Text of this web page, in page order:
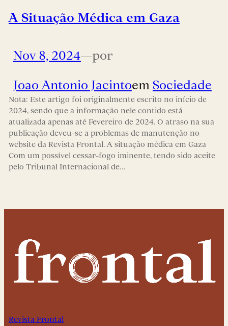
A Situação Médica em Gaza
Nov 8, 2024—por
Joao Antonio Jacintoem Sociedade
Nota: Este artigo foi originalmente escrito no início de
2024, sendo que a informação nele contido está
atualizada apenas até Fevereiro de 2024. O atraso na sua
publicação deveu-se a problemas de manutenção no
website da Revista Frontal. A situação médica em Gaza
Com um possível cessar-fogo iminente, tendo sido aceite
pelo Tribunal Internacional de…
Revista Frontal